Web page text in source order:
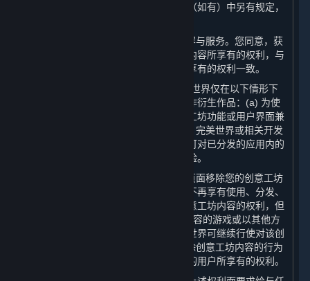
列条款不一致。除非应用程序特定条款（如有）中另有规定，
（1） 创意工坊内容属于蒸汽平台的内容与服务。您同意，获
取您创意工坊内容的用户对您创意工坊内容所享有的权利，与
本协议规定的用户对其他内容与服务所享有的权利一致。
（2） 尽管有第6.A条所述的许可，完美世界仅在以下情形下
有权对您的创意工坊内容进行修改或创作衍生作品：(a) 为使
得您的创意工坊内容与蒸汽平台及创意工坊功能或用户界面兼
容，完美世界可进行必要修改；以及 (b) 完美世界或相关开发
方可在其认为有必要或适当的情况下，可对已分发的应用内的
创意工坊内容进行修改，以增强游戏体验。
（3） 您可以自行决定从相关创意工坊页面移除您的创意工坊
内容。如果您选择这样做，完美世界将不再享有使用、分发、
传输、传播、公开展示或公开表演该创意工坊内容的权利，但
是：(a) 对于已分发的含有该创意工坊内容的游戏或以其他方
式在游戏中使用的创意工坊内容，完美世界可继续行使对该创
意工坊内容享有的权利；并且 (b) 您移除创意工坊内容的行为
并不影响已获取该等创意工坊内容副本的用户所享有的权利。